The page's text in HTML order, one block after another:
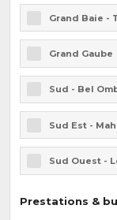
Grand Baie -
Grand Gaube
Sud - Bel
Sud Est -
Sud Ouest -
Prestations &